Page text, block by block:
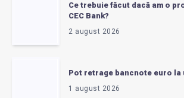
Ce trebuie făcut dacă am o
CEC Bank?
2 august 2026
Pot retrage bancnote euro la
1 august 2026